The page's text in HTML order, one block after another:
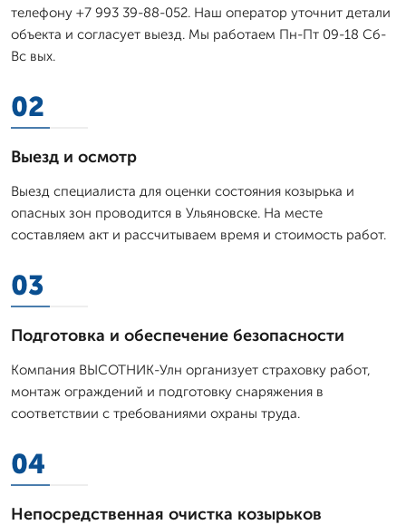
телефону +7 993 39-88-052. Наш оператор уточнит детали
объекта и согласует выезд. Мы работаем Пн-Пт 09-18 Сб-
Вс вых.
02
Выезд и осмотр
Выезд специалиста для оценки состояния козырька и
опасных зон проводится в Ульяновске. На месте
составляем акт и рассчитываем время и стоимость работ.
03
Подготовка и обеспечение безопасности
Компания ВЫСОТНИК-Улн организует страховку работ,
монтаж ограждений и подготовку снаряжения в
соответствии с требованиями охраны труда.
04
Непосредственная очистка козырьков